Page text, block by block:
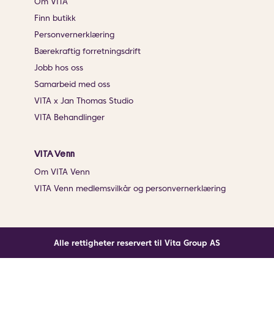
Finn butikk
Personvernerklæring
Bærekraftig forretningsdrift
Jobb hos oss
Samarbeid med oss
VITA x Jan Thomas Studio
VITA Behandlinger
VITA Venn
Om VITA Venn
VITA Venn medlemsvilkår og personvernerklæring
Alle rettigheter reservert til Vita Group AS